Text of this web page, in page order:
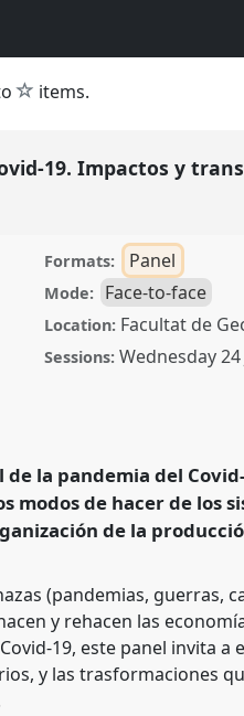
star
items.
19. Impactos y
Formats: Panel
Mode: Face-to-face
Location: Facultat de
Sessions: Wednesday 24
la pandemia del
modos de hacer de los
de la
(pandemias, guerras,
y rehacen las
19, este panel invita a
y las trasformaciones